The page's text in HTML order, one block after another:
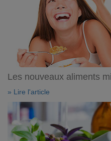
Les nouveaux aliments
» Lire l'article